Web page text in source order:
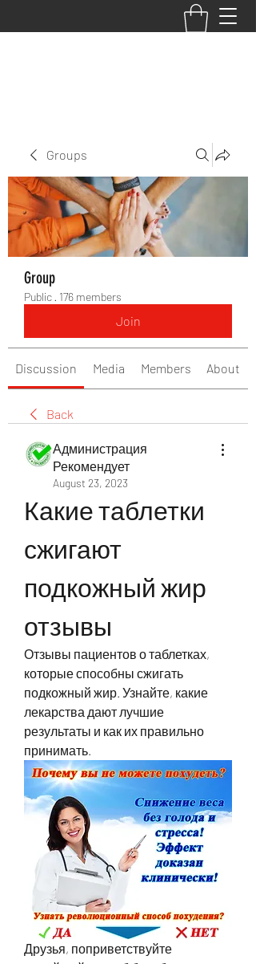
Groups
Group
Public · 176 members
Join
Discussion Media Members About
Back
Администрация
Рекомендует
August 23, 2023
Какие таблетки
сжигают
подкожный жир
отзывы
Отзывы пациентов о таблетках,
которые способны сжигать
подкожный жир. Узнайте, какие
лекарства дают лучшие
результаты и как их правильно
принимать.
Друзья, поприветствуйте